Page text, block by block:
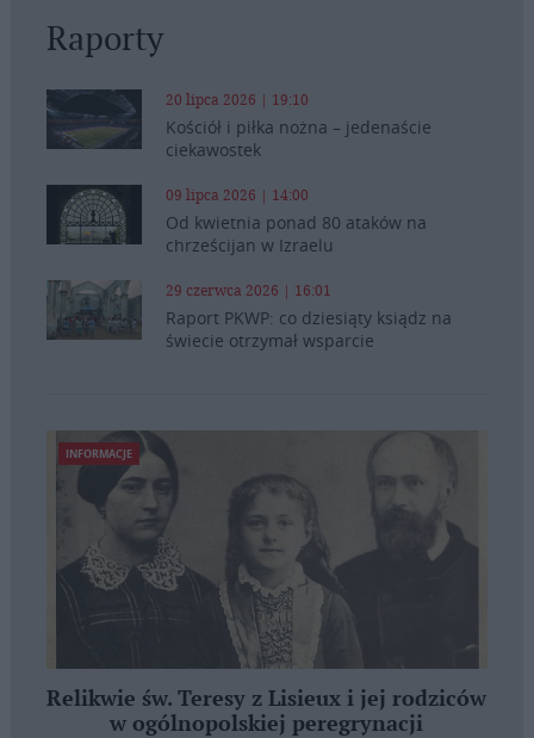
Raporty
20 lipca 2026 | 19:10
Kościół i piłka nożna – jedenaście
ciekawostek
09 lipca 2026 | 14:00
Od kwietnia ponad 80 ataków na
chrześcijan w Izraelu
29 czerwca 2026 | 16:01
Raport PKWP: co dziesiąty ksiądz na
świecie otrzymał wsparcie
INFORMACJE
Relikwie św. Teresy z Lisieux i jej rodziców
w ogólnopolskiej peregrynacji